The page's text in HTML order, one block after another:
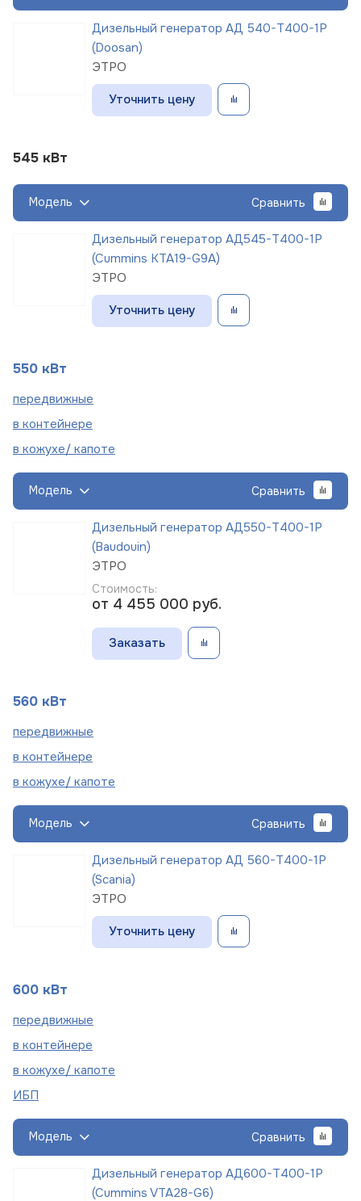
Дизельный генератор АД 540-Т400-1Р
(Doosan)
ЭТРО
Уточнить цену
545 кВт
Модель Сравнить
Дизельный генератор АД545-Т400-1Р
(Cummins KTA19-G9A)
ЭТРО
Уточнить цену
550 кВт
передвижные
в контейнере
в кожухе/ капоте
Модель Сравнить
Дизельный генератор АД550-Т400-1Р
(Baudouin)
ЭТРО
Стоимость:
от 4 455 000 руб.
Заказать
560 кВт
передвижные
в контейнере
в кожухе/ капоте
Модель Сравнить
Дизельный генератор АД 560-Т400-1Р
(Scania)
ЭТРО
Уточнить цену
600 кВт
передвижные
в контейнере
в кожухе/ капоте
ИБП
Модель Сравнить
Дизельный генератор АД600-Т400-1Р
(Cummins VTA28-G6)